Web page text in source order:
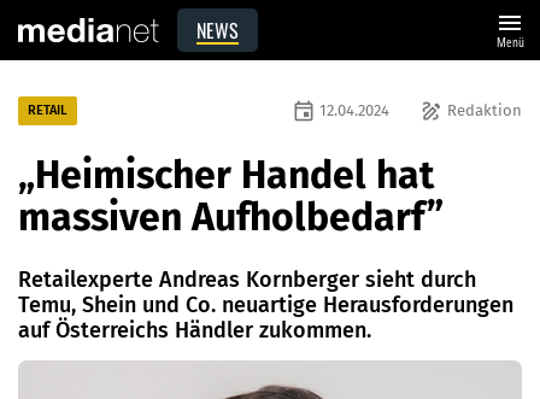
NEWS menu
Menü
RETAIL draw Redaktion
event 12.04.2024
„Heimischer Handel hat
massiven Aufholbedarf”
Retailexperte Andreas Kornberger sieht durch
Temu, Shein und Co. neuartige Herausforderungen
auf Österreichs Händler zukommen.